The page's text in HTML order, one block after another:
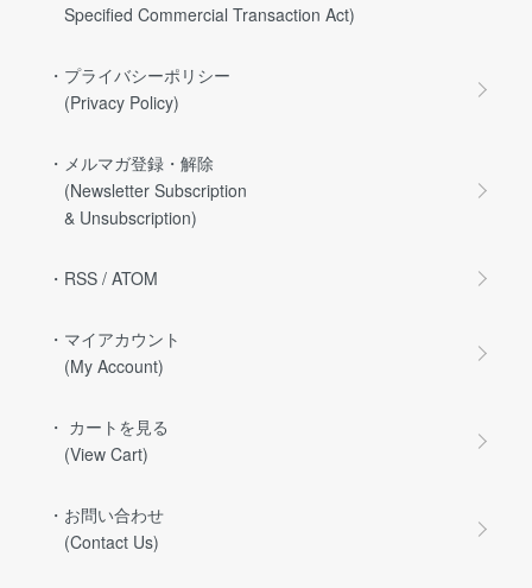
Specified Commercial Transaction Act)
・プライバシーポリシー
(Privacy Policy)
・メルマガ登録・解除
(Newsletter Subscription
& Unsubscription)
・RSS / ATOM
・マイアカウント
(My Account)
・ カートを見る
(View Cart)
・お問い合わせ
(Contact Us)